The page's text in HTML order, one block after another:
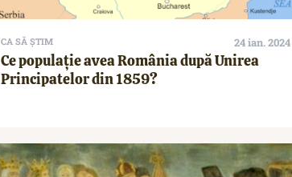
CA SĂ ȘTIM 24 ian. 2024
Ce populație avea România după Unirea
Principatelor din 1859?